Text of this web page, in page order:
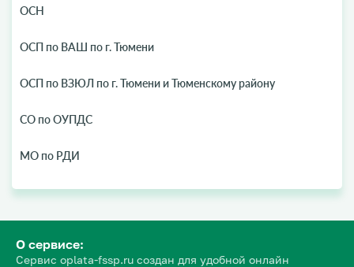
ОСН
ОСП по ВАШ по г. Тюмени
ОСП по ВЗЮЛ по г. Тюмени и Тюменскому району
СО по ОУПДС
МО по РДИ
О сервисе:
Сервис oplata-fssp.ru создан для удобной онлайн